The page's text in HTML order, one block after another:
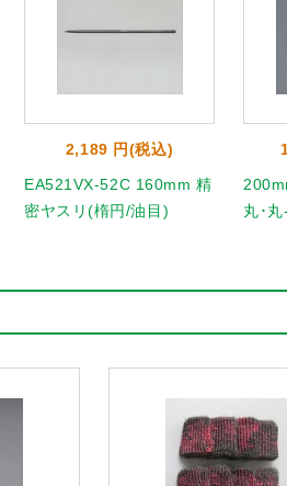
2,189 円(税込)
EA521VX-52C 160mm 精
密ヤスリ(楕円/油目)
丸･